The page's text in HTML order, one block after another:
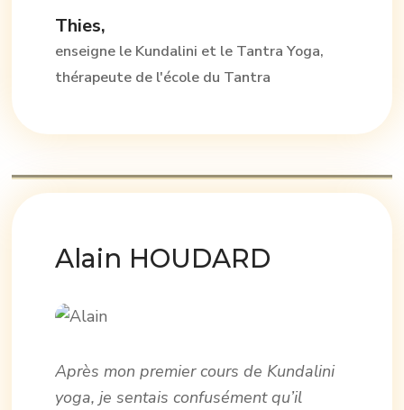
Thies,
enseigne le Kundalini et le Tantra Yoga,
thérapeute de l'école du Tantra
Alain HOUDARD
Après mon premier cours de Kundalini
yoga, je sentais confusément qu’il